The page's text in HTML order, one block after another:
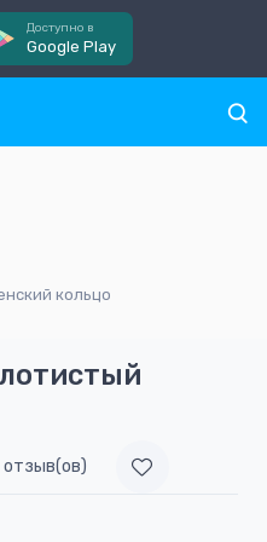
Доступно в
Google Play
кольцо